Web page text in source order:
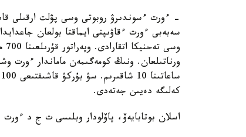
- ءورت ءسوندىرۋ روبوتى وسى پۋلت ارقىلى
سەبەبى ءورت ءقاۋىپتى ايماقتا بولعان
ورناتىلعان. ونىڭ كومەگىمەن ماماندار ءورت
كەلىگە دەيىن جەتەدى.
اسلان بوتابايەۆ، پاۆلودار وبلىسى ت ج د